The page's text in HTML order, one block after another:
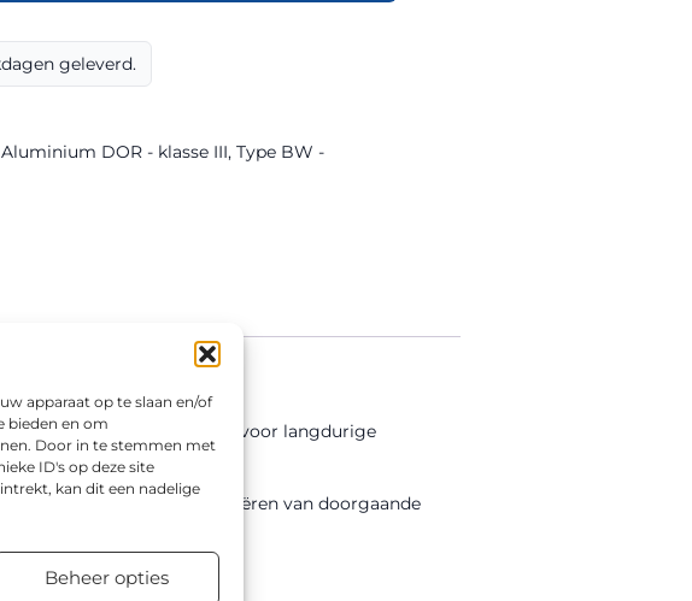
apparaat op te slaan en/of
bieden en om
Door in te stemmen met
ID's op deze site
kan dit een nadelige
Beheer opties
geleverd.
Aluminium DOR - klasse III, Type BW -
met klasse III reflectiefolie voor langdurige
Toepassingen variëren van doorgaande
bevestigingsmaterialen.